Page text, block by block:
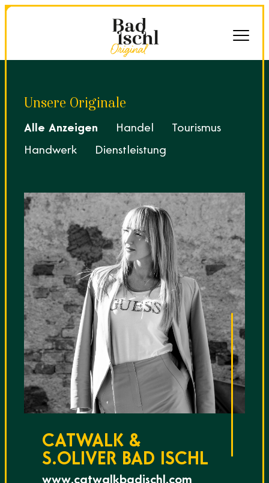
Unsere Originale
Alle Anzeigen Handel
Tourismus
Handwerk
Dienstleistung
CATWALK &
S.OLIVER BAD ISCHL
www.catwalkbadischl.com